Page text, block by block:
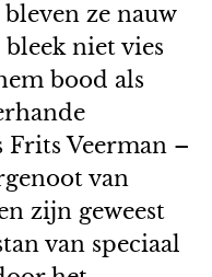
ze nauw
niet vies
bood als
Frits Veerman –
van
zijn geweest
van speciaal